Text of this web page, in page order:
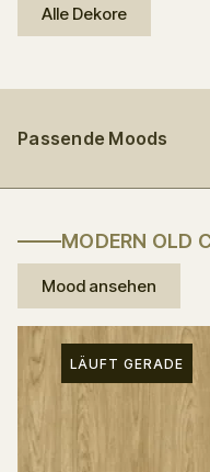
Alle Dekore
Passende Moods
MODERN OLD
Mood ansehen
LÄUFT GERADE